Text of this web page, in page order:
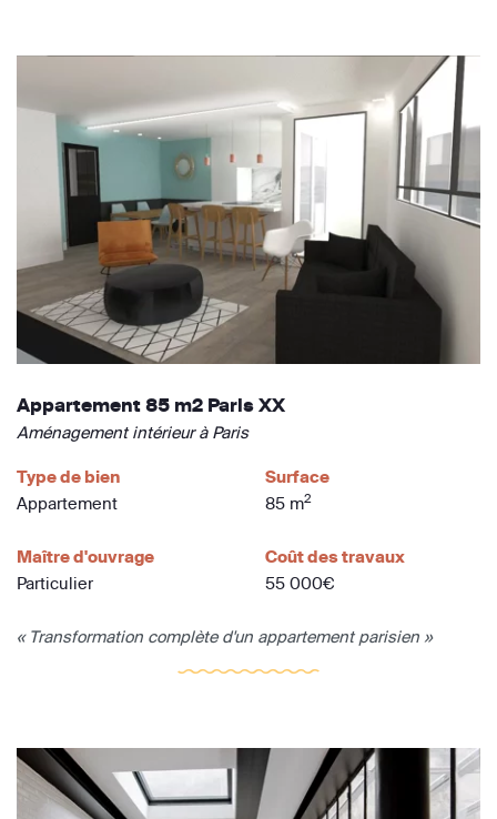
Appartement 85 m2 Paris XX
Aménagement intérieur à Paris
Type de bien
Appartement
Surface
85 m2
Maître d'ouvrage
Particulier
Coût des travaux
55 000€
« Transformation complète d'un appartement parisien »